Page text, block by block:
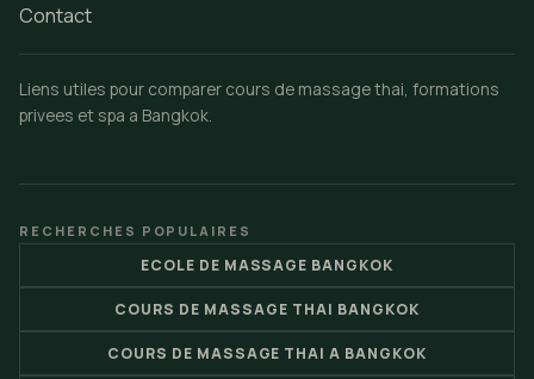
Contact
Liens utiles pour comparer cours de massage thai, formations
privees et spa a Bangkok.
RECHERCHES POPULAIRES
ECOLE DE MASSAGE BANGKOK
COURS DE MASSAGE THAI BANGKOK
COURS DE MASSAGE THAI A BANGKOK